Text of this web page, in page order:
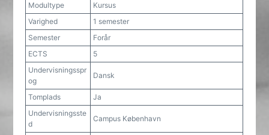
Modultype
Kursus
Varighed
1 semester
Semester
Forår
ECTS
5
Undervisningsspr
og
Dansk
Tomplads
Ja
Undervisningsste
d
Campus København